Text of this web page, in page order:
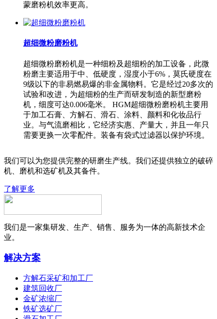
蒙磨粉机效率更高。
超细微粉磨粉机
超细微粉磨粉机是一种细粉及超细粉的加工设备，此微
粉磨主要适用于中、低硬度，湿度小于6%，莫氏硬度在
9级以下的非易燃易爆的非金属物料。它是经过20多次的
试验和改进，为超细粉的生产而研发制造的新型磨粉
机，细度可达0.006毫米。 HGM超细微粉磨粉机主要用
于加工石膏、方解石、滑石、涂料、颜料和化妆品行
业。与气流磨相比，它经济实惠、产量大，并且一年只
需要更换一次零配件。装备有袋式过滤器以保护环境。
我们可以为您提供完整的研磨生产线。我们还提供独立的破碎
机、磨机和选矿机及其备件。
了解更多
我们是一家集研发、生产、销售、服务为一体的高新技术企
业。
解决方案
方解石采矿和加工厂
建筑回收厂
金矿浓缩厂
铁矿选矿厂